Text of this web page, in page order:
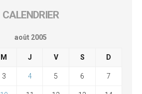
CALENDRIER
août 2005
M J V S D
3 4 5 6 7